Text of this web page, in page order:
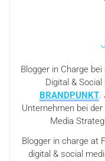
Blogger in Charge bei
Digital &
BRANDPUNKT.
Unternehmen bei
Media
Blogger in charge at
digital & social